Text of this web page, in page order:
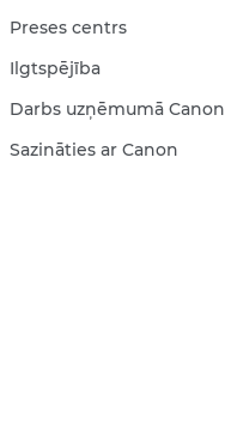
Preses centrs
Ilgtspējība
Darbs uzņēmumā Canon
Sazināties ar Canon